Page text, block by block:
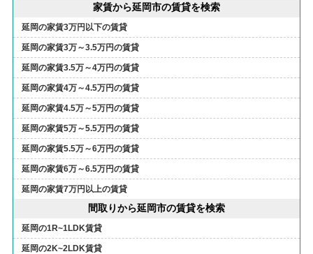
家賃から延岡市の賃貸を検索
延岡の家賃3万円以下の賃貸
延岡の家賃3万～3.5万円の賃貸
延岡の家賃3.5万～4万円の賃貸
延岡の家賃4万～4.5万円の賃貸
延岡の家賃4.5万～5万円の賃貸
延岡の家賃5万～5.5万円の賃貸
延岡の家賃5.5万～6万円の賃貸
延岡の家賃6万～6.5万円の賃貸
延岡の家賃7万円以上の賃貸
間取りから延岡市の賃貸を検索
延岡の1R~1LDK賃貸
延岡の2K~2LDK賃貸